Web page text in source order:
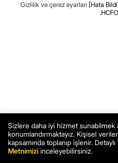
Gizlilik ve çerez ayarları [Hata
Sizlere daha iyi hizmet sunabilmek
konumlandırmaktayız. Kişisel
kapsamında toplanıp işlenir.
Metnimizi inceleyebilirsiniz.